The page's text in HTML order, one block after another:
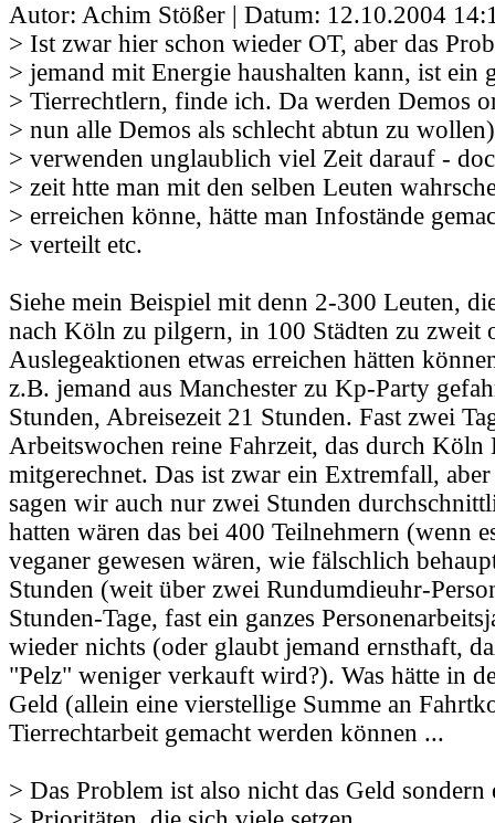
Autor: Achim Stößer | Datum: 12.10.2004
> Ist zwar hier schon wieder OT, aber das
> jemand mit Energie haushalten kann, ist ein
> Tierrechtlern, finde ich. Da werden Demos
> nun alle Demos als schlecht abtun zu
> verwenden unglaublich viel Zeit darauf -
> zeit htte man mit den selben Leuten
> erreichen könne, hätte man Infostände
> verteilt etc.
Siehe mein Beispiel mit denn 2-300 Leuten,
nach Köln zu pilgern, in 100 Städten zu zweit
Auslegeaktionen etwas erreichen hätten
z.B. jemand aus Manchester zu Kp-Party
Stunden, Abreisezeit 21 Stunden. Fast zwei
Arbeitswochen reine Fahrzeit, das durch Köln
mitgerechnet. Das ist zwar ein Extremfall,
sagen wir auch nur zwei Stunden
hatten wären das bei 400 Teilnehmern (wenn
veganer gewesen wären, wie fälschlich
Stunden (weit über zwei Rundumdieuhr-
Stunden-Tage, fast ein ganzes
wieder nichts (oder glaubt jemand ernsthaft,
"Pelz" weniger verkauft wird?). Was hätte in
Geld (allein eine vierstellige Summe an
Tierrechtarbeit gemacht werden können ...
> Das Problem ist also nicht das Geld sondern